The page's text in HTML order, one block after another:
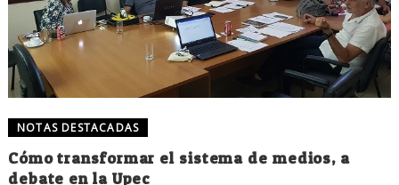
NOTAS DESTACADAS
Cómo transformar el sistema de medios, a
debate en la Upec